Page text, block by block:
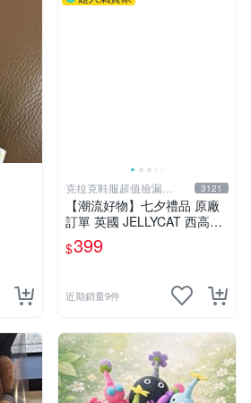
克拉克鞋服超值撿漏
KLKXF
3121
【潮流好物】七夕禮品 原廠
訂單 英國 JELLYCAT 西高地
公仔玩偶 毛絨玩具
$399
近期銷量9件